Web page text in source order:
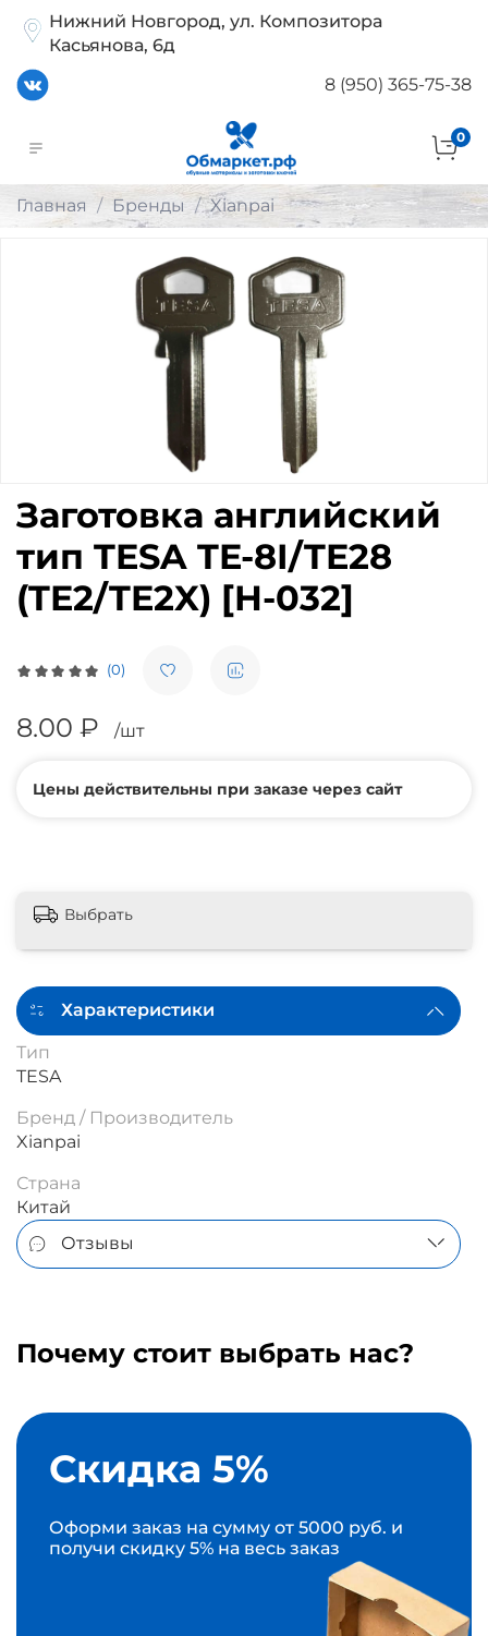
Нижний Новгород, ул. Композитора
Касьянова, 6д
8 (950) 365-75-38
0
Главная Бренды Xianpai
(0)
Заготовка английский
тип TESA TE-8I/TE28
(TE2/TE2X) [H-032]
8.00 ₽ /шт
Цены действительны при заказе через сайт
Выбрать
Характеристики
Тип
TESA
Бренд / Производитель
Xianpai
Страна
Китай
Отзывы
Почему стоит выбрать нас?
Скидка 5%
Оформи заказ на сумму от 5000 руб. и
получи скидку 5% на весь заказ